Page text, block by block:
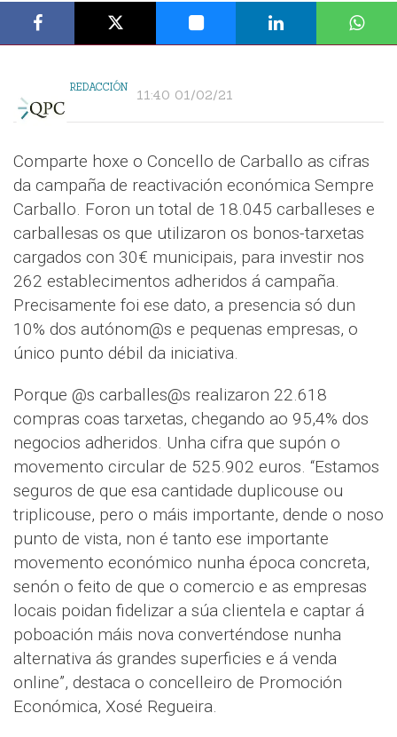
REDACCIÓN 11:40 01/02/21
Comparte hoxe o Concello de Carballo as cifras
da campaña de reactivación económica Sempre
Carballo. Foron un total de 18.045 carballeses e
carballesas os que utilizaron os bonos-tarxetas
cargados con 30€ municipais, para investir nos
262 establecimentos adheridos á campaña.
Precisamente foi ese dato, a presencia só dun
10% dos autónom@s e pequenas empresas, o
único punto débil da iniciativa.
Porque @s carballes@s realizaron 22.618
compras coas tarxetas, chegando ao 95,4% dos
negocios adheridos. Unha cifra que supón o
movemento circular de 525.902 euros. “Estamos
seguros de que esa cantidade duplicouse ou
triplicouse, pero o máis importante, dende o noso
punto de vista, non é tanto ese importante
movemento económico nunha época concreta,
senón o feito de que o comercio e as empresas
locais poidan fidelizar a súa clientela e captar á
poboación máis nova converténdose nunha
alternativa ás grandes superficies e á venda
online”, destaca o concelleiro de Promoción
Económica, Xosé Regueira.